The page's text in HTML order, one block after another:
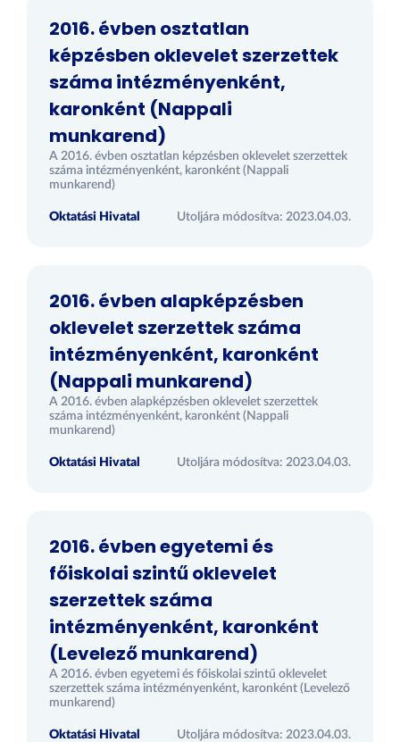
2016. évben osztatlan
képzésben oklevelet szerzettek
száma intézményenként,
karonként (Nappali
munkarend)
A 2016. évben osztatlan képzésben oklevelet szerzettek
száma intézményenként, karonként (Nappali
munkarend)
Oktatási Hivatal Utoljára módosítva: 2023.04.03.
2016. évben alapképzésben
oklevelet szerzettek száma
intézményenként, karonként
(Nappali munkarend)
A 2016. évben alapképzésben oklevelet szerzettek
száma intézményenként, karonként (Nappali
munkarend)
Oktatási Hivatal Utoljára módosítva: 2023.04.03.
2016. évben egyetemi és
főiskolai szintű oklevelet
szerzettek száma
intézményenként, karonként
(Levelező munkarend)
A 2016. évben egyetemi és főiskolai szintű oklevelet
szerzettek száma intézményenként, karonként (Levelező
munkarend)
Oktatási Hivatal Utoljára módosítva: 2023.04.03.